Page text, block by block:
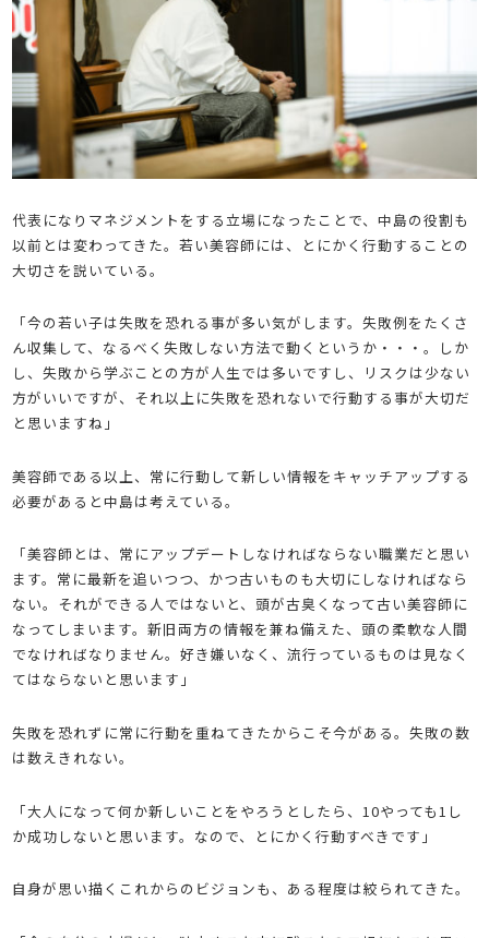
代表になりマネジメントをする立場になったことで、中島の役割も
以前とは変わってきた。若い美容師には、とにかく行動することの
大切さを説いている。
「今の若い子は失敗を恐れる事が多い気がします。失敗例をたくさ
ん収集して、なるべく失敗しない方法で動くというか・・・。しか
し、失敗から学ぶことの方が人生では多いですし、リスクは少ない
方がいいですが、それ以上に失敗を恐れないで行動する事が大切だ
と思いますね」
美容師である以上、常に行動して新しい情報をキャッチアップする
必要があると中島は考えている。
「美容師とは、常にアップデートしなければならない職業だと思い
ます。常に最新を追いつつ、かつ古いものも大切にしなければなら
ない。それができる人ではないと、頭が古臭くなって古い美容師に
なってしまいます。新旧両方の情報を兼ね備えた、頭の柔軟な人間
でなければなりません。好き嫌いなく、流行っているものは見なく
てはならないと思います」
失敗を恐れずに常に行動を重ねてきたからこそ今がある。失敗の数
は数えきれない。
「大人になって何か新しいことをやろうとしたら、10やっても1し
か成功しないと思います。なので、とにかく行動すべきです」
自身が思い描くこれからのビジョンも、ある程度は絞られてきた。